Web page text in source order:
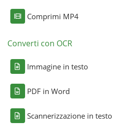
Comprimi MP4
Converti con OCR
Immagine in testo
PDF in Word
Scannerizzazione in testo